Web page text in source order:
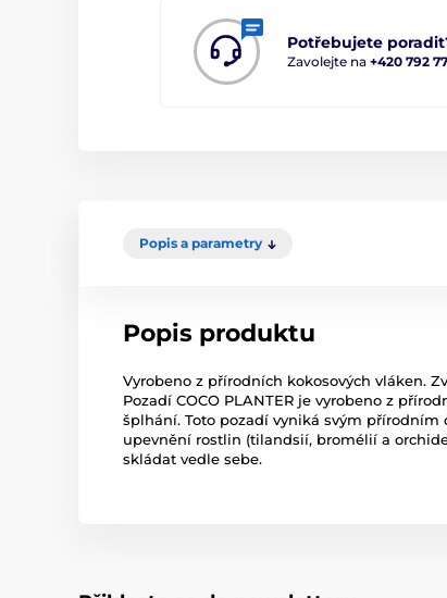
Potřebujete
Zavolejte na +420 792
Popis a parametry
Popis produktu
Vyrobeno z přírodních kokosových vláken.
Pozadí COCO PLANTER je vyrobeno z
šplhání. Toto pozadí vyniká svým
upevnění rostlin (tilandsií, bromélií a
skládat vedle sebe.